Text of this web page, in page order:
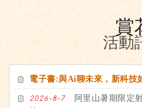
賞
活動
電子書:與Ai聊未來，新科技
2026-8-7
阿里山暑期限定